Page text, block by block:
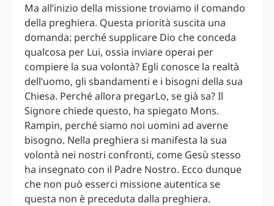
Ma all’inizio della missione troviamo il comando
della preghiera. Questa priorità suscita una
domanda: perché supplicare Dio che conceda
qualcosa per Lui, ossia inviare operai per
compiere la sua volontà? Egli conosce la realtà
dell’uomo, gli sbandamenti e i bisogni della sua
Chiesa. Perché allora pregarLo, se già sa? Il
Signore chiede questo, ha spiegato Mons.
Rampin, perché siamo noi uomini ad averne
bisogno. Nella preghiera si manifesta la sua
volontà nei nostri confronti, come Gesù stesso
ha insegnato con il Padre Nostro. Ecco dunque
che non può esserci missione autentica se
questa non è preceduta dalla preghiera.